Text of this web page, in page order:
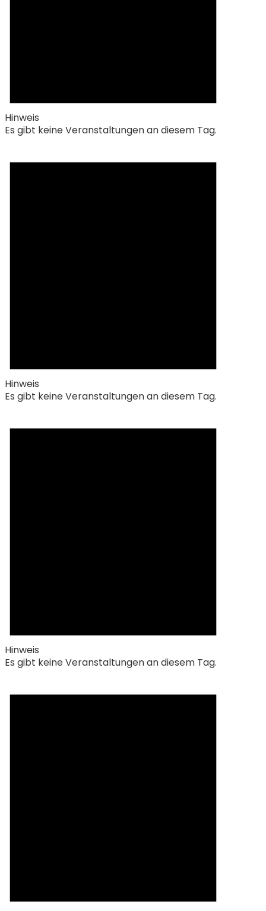
Hinweis
Es gibt keine Veranstaltungen an diesem Tag.
Hinweis
Es gibt keine Veranstaltungen an diesem Tag.
Hinweis
Es gibt keine Veranstaltungen an diesem Tag.